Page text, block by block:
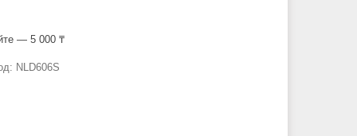
— 5 000 ₸
NLD606S